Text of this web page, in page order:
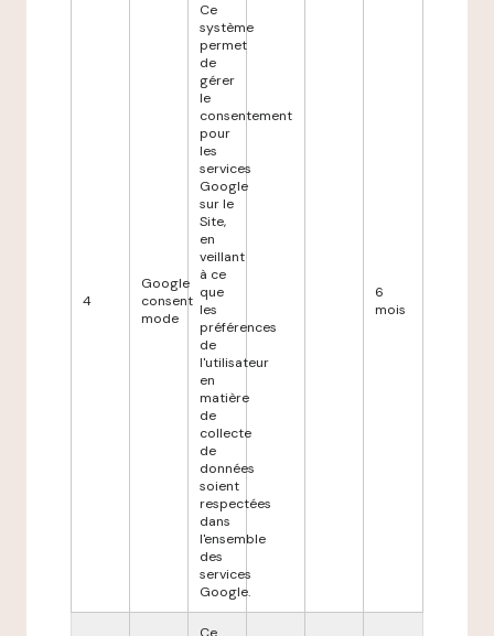
4
Google
consent
mode
Ce
système
permet
de
gérer
le
consentement
pour
les
services
Google
sur le
Site,
en
veillant
à ce
que
les
préférences
de
l'utilisateur
en
matière
de
collecte
de
données
soient
respectées
dans
l'ensemble
des
services
Google.
6
mois